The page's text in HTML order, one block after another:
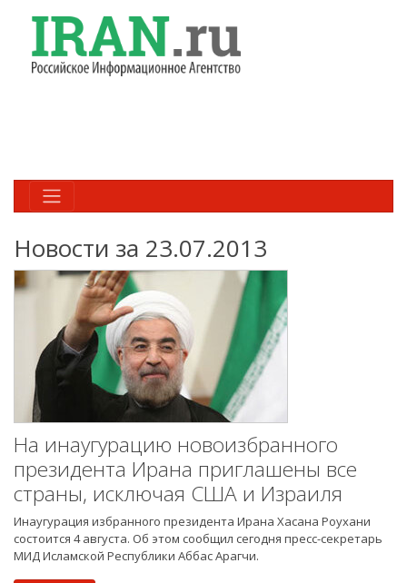
Новости за 23.07.2013
На инаугурацию новоизбранного
президента Ирана приглашены все
страны, исключая США и Израиля
Инаугурация избранного президента Ирана Хасана Роухани
состоится 4 августа. Об этом сообщил сегодня пресс-секретарь
МИД Исламской Республики Аббас Арагчи.